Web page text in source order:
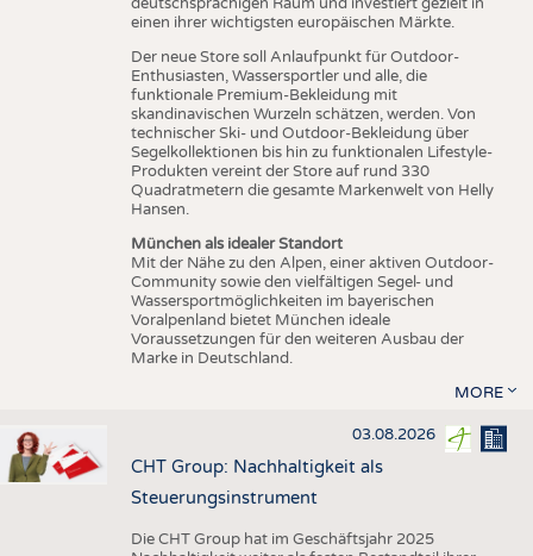
einen ihrer wichtigsten europäischen Märkte.
Der neue Store soll Anlaufpunkt für Outdoor-
Enthusiasten, Wassersportler und alle, die
funktionale Premium-Bekleidung mit
skandinavischen Wurzeln schätzen, werden. Von
technischer Ski- und Outdoor-Bekleidung über
Segelkollektionen bis hin zu funktionalen Lifestyle-
Produkten vereint der Store auf rund 330
Quadratmetern die gesamte Markenwelt von Helly
Hansen.
München als idealer Standort
Mit der Nähe zu den Alpen, einer aktiven Outdoor-
Community sowie den vielfältigen Segel- und
Wassersportmöglichkeiten im bayerischen
Voralpenland bietet München ideale
Voraussetzungen für den weiteren Ausbau der
Marke in Deutschland.
MORE
03.08.2026
CHT Group: Nachhaltigkeit als
Steuerungsinstrument
Die CHT Group hat im Geschäftsjahr 2025